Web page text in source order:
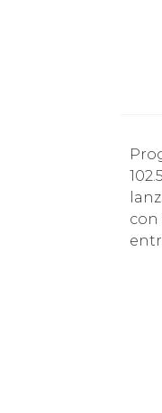
Programa emitido en vivo el pasado 22 de enero entre 15 y 16 horas por radio Ritoque
con